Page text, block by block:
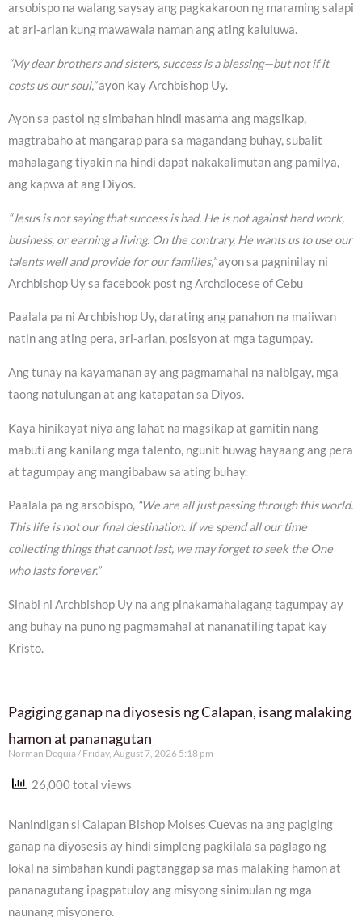
arsobispo na walang saysay ang pagkakaroon ng maraming salapi
at ari-arian kung mawawala naman ang ating kaluluwa.
“My dear brothers and sisters, success is a blessing—but not if it
costs us our soul,”ayon kay Archbishop Uy.
Ayon sa pastol ng simbahan hindi masama ang magsikap,
magtrabaho at mangarap para sa magandang buhay, subalit
mahalagang tiyakin na hindi dapat nakakalimutan ang pamilya,
ang kapwa at ang Diyos.
“Jesus is not saying that success is bad. He is not against hard work,
business, or earning a living. On the contrary, He wants us to use our
talents well and provide for our families,”ayon sa pagninilay ni
Archbishop Uy sa facebook post ng Archdiocese of Cebu
Paalala pa ni Archbishop Uy, darating ang panahon na maiiwan
natin ang ating pera, ari-arian, posisyon at mga tagumpay.
Ang tunay na kayamanan ay ang pagmamahal na naibigay, mga
taong natulungan at ang katapatan sa Diyos.
Kaya hinikayat niya ang lahat na magsikap at gamitin nang
mabuti ang kanilang mga talento, ngunit huwag hayaang ang pera
at tagumpay ang mangibabaw sa ating buhay.
Paalala pa ng arsobispo, “We are all just passing through this world.
This life is not our final destination. If we spend all our time
collecting things that cannot last, we may forget to seek the One
who lasts forever.”
Sinabi ni Archbishop Uy na ang pinakamahalagang tagumpay ay
ang buhay na puno ng pagmamahal at nananatiling tapat kay
Kristo.
Pagiging ganap na diyosesis ng Calapan, isang malaking
hamon at pananagutan
Norman Dequia Friday, August 7, 2026 5:18 pm
26,000 total views
Nanindigan si Calapan Bishop Moises Cuevas na ang pagiging
ganap na diyosesis ay hindi simpleng pagkilala sa paglago ng
lokal na simbahan kundi pagtanggap sa mas malaking hamon at
pananagutang ipagpatuloy ang misyong sinimulan ng mga
naunang misyonero.